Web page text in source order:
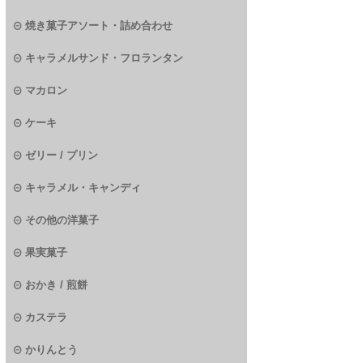
焼き菓子アソート・詰め合わせ
キャラメルサンド・フロランタン
マカロン
ケーキ
ゼリー / プリン
キャラメル・キャンディ
その他の洋菓子
果実菓子
おかき / 煎餅
カステラ
かりんとう